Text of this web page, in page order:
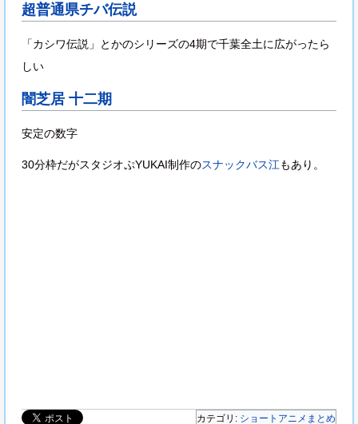
超普通県チバ伝説
「カシワ伝説」とかのシリーズの4期で千葉全土に広がったら
しい
闇芝居 十二期
安定の数字
30分枠だがスタジオぷYUKAI制作のスナックバス江もあり。
カテゴリ: ショートアニメまとめ